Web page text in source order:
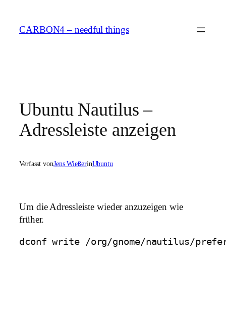
springen
CARBON4 – needful things
Ubuntu Nautilus –
Adressleiste anzeigen
Verfasst vonJens WießerinUbuntu
Um die Adressleiste wieder anzuzeigen wie
früher.
dconf write /org/gnome/nautilus/